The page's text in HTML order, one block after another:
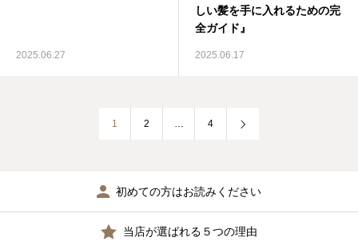
2025.06.27
しい髪を手に入れるための完
全ガイド』
2025.06.17
1 2 4
初めての方はお読みください
当店が選ばれる５つの理由